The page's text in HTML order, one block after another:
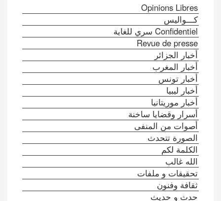
Opinions Libres
كـــواليس
Confidentiel سري للغاية
Revue de presse
أخبار الجزائر
أخبار المغرب
أخبار تونس
أخبار ليبيا
أخبار موريتانيا
أسرار وقضايا ساخنة
أصوات من المنفى
الصورة تتحدث
الكلمة لكم
الله غالب
تحقيقات و ملفات
ثقافة وفنون
حدث و حديث